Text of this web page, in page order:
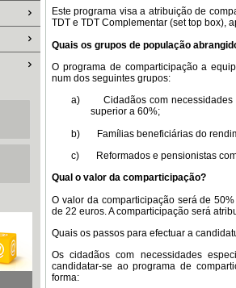
Este programa visa a atribuição de
TDT e TDT Complementar (set top box),
Quais os grupos de população
O programa de comparticipação a
num dos seguintes grupos:
a)
Cidadãos com
superior a 60%;
b)
Famílias beneficiárias do
c)
Reformados e pensionistas
Qual o valor da comparticipação?
O valor da comparticipação será de
de 22 euros. A comparticipação será
Quais os passos para efectuar a
Os cidadãos com necessidades
candidatar-se ao programa de
forma: